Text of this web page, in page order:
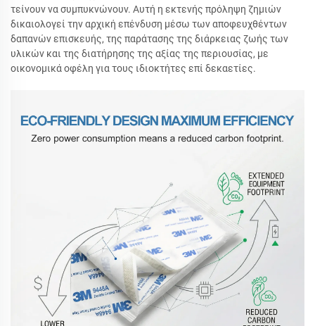
τείνουν να συμπυκνώνουν. Αυτή η εκτενής πρόληψη ζημιών
δικαιολογεί την αρχική επένδυση μέσω των αποφευχθέντων
δαπανών επισκευής, της παράτασης της διάρκειας ζωής των
υλικών και της διατήρησης της αξίας της περιουσίας, με
οικονομικά οφέλη για τους ιδιοκτήτες επί δεκαετίες.